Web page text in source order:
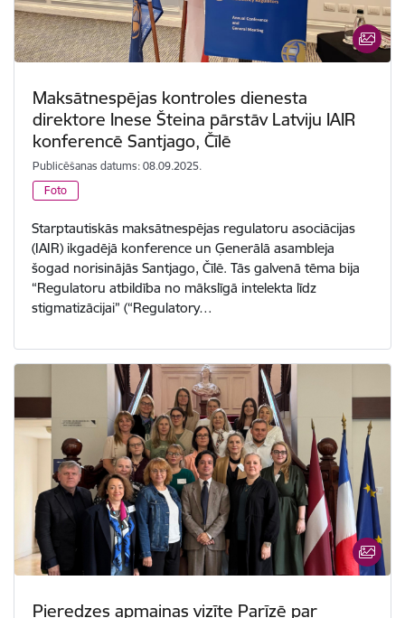
Maksātnespējas kontroles dienesta
direktore Inese Šteina pārstāv Latviju IAIR
konferencē Santjago, Čīlē
Publicēšanas datums: 08.09.2025.
Foto
Starptautiskās maksātnespējas regulatoru asociācijas
(IAIR) ikgadējā konference un Ģenerālā asambleja
šogad norisinājās Santjago, Čīlē. Tās galvenā tēma bija
“Regulatoru atbildība no mākslīgā intelekta līdz
stigmatizācijai” (“Regulatory…
Pieredzes apmaiņas vizīte Parīzē par